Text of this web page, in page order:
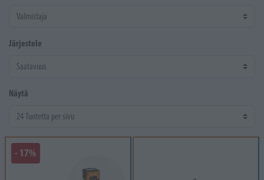
Järjestele
Näytä
- 17%